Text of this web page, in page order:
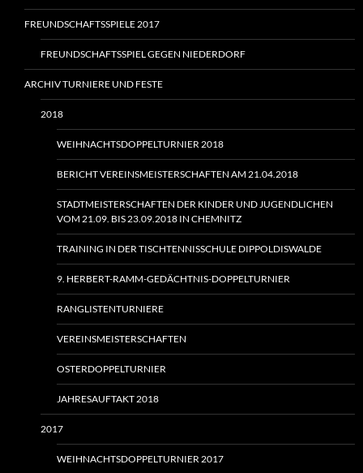
FREUNDSCHAFTSSPIELE 2017
FREUNDSCHAFTSSPIEL GEGEN NIEDERDORF
ARCHIV TURNIERE UND FESTE
2018
WEIHNACHTSDOPPELTURNIER 2018
BERICHT VEREINSMEISTERSCHAFTEN AM 21.04.2018
STADTMEISTERSCHAFTEN DER KINDER UND JUGENDLICHEN
VOM 21.09. BIS 23.09.2018 IN CHEMNITZ
TRAINING IN DER TISCHTENNISSCHULE DIPPOLDISWALDE
9. HERBERT-RAMM-GEDÄCHTNIS-DOPPELTURNIER
RANGLISTENTURNIERE
VEREINSMEISTERSCHAFTEN
OSTERDOPPELTURNIER
JAHRESAUFTAKT 2018
2017
WEIHNACHTSDOPPELTURNIER 2017